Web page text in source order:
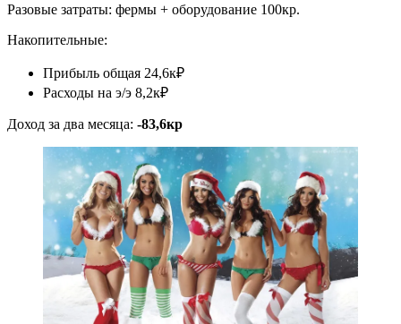
Разовые затраты: фермы + оборудование 100кр.
Накопительные:
Прибыль общая 24,6к₽
Расходы на э/э 8,2к₽
Доход за два месяца: -83,6кр